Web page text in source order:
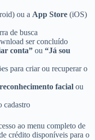
ou a App Store (iOS)
de busca
ser concluído
conta” ou “Já sou
para criar ou recuperar o
reconhecimento facial ou
cadastro
ao menu completo de
crédito disponíveis para o